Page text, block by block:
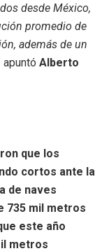
desde México,
promedio de
además de un
apuntó Alberto
que los
cortos ante la
de naves
735 mil metros
este año
metros